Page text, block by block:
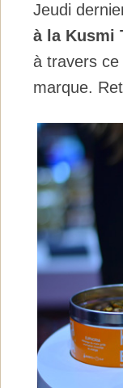
Jeudi
à la Kusmi
à travers ce
marque.